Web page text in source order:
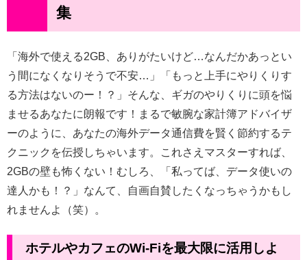
集
「海外で使える2GB、ありがたいけど…なんだかあっとい
う間になくなりそうで不安…」「もっと上手にやりくりす
る方法はないのー！？」そんな、ギガのやりくりに頭を悩
ませるあなたに朗報です！まるで敏腕な家計簿アドバイザ
ーのように、あなたの海外データ通信費を賢く節約するテ
クニックを伝授しちゃいます。これさえマスターすれば、
2GBの壁も怖くない！むしろ、「私ってば、データ使いの
達人かも！？」なんて、自画自賛したくなっちゃうかもし
れませんよ（笑）。
ホテルやカフェのWi-Fiを最大限に活用しよ